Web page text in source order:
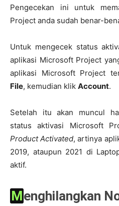
Pengecekan ini untuk
Project anda sudah benar-
Untuk mengecek status
aplikasi Microsoft Project
aplikasi Microsoft Project
File, kemudian klik Account.
Setelah itu akan muncul
status aktivasi Microsoft
Product Activated, artinya
2019, ataupun 2021 di
aktif.
Menghilangkan Notifikasi Get